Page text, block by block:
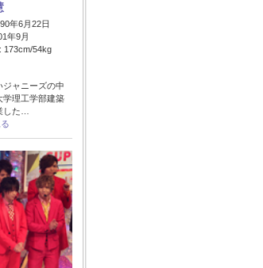
年6月22日
年9月
173cm/54kg
ジャニーズの中
学理工学部建築
した…